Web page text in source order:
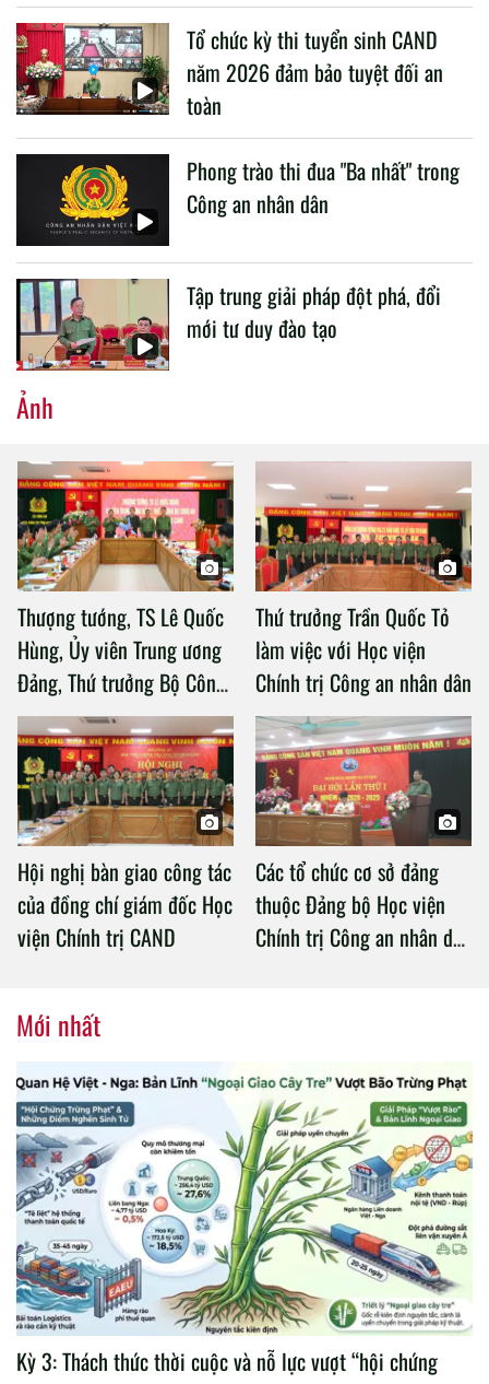
liên quan đến công tác giáo dục và đào tạo của lực lượng
CAND.
Tổ chức kỳ thi tuyển sinh CAND
năm 2026 đảm bảo tuyệt đối an
toàn
Phong trào thi đua "Ba nhất" trong
Công an nhân dân
Tập trung giải pháp đột phá, đổi
mới tư duy đào tạo
Ảnh
Thượng tướng, TS Lê Quốc
Hùng, Ủy viên Trung ương
Đảng, Thứ trưởng Bộ Công
an làm việc với Học viện
Chính trị Công an nhân dân
Thứ trưởng Trần Quốc Tỏ
làm việc với Học viện
Chính trị Công an nhân dân
Hội nghị bàn giao công tác
của đồng chí giám đốc Học
viện Chính trị CAND
Các tổ chức cơ sở đảng
thuộc Đảng bộ Học viện
Chính trị Công an nhân dân
Mới nhất
Kỳ 3: Thách thức thời cuộc và nỗ lực vượt “hội chứng